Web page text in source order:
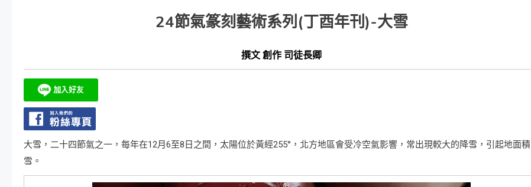
24節氣篆刻藝術系列(丁酉年刊)-大雪
撰文 創作 司徒長卿
大雪，二十四節氣之一，每年在12月6至8日之間，太陽位於黃經255°，北方地區會受冷空氣影響，常出現較大的降雪，引起地面積
雪。